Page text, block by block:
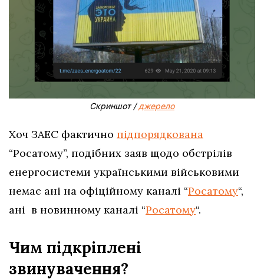
Скриншот /джерело
Хоч ЗАЕС фактично підпорядкована
“Росатому”, подібних заяв щодо обстрілів
енергосистеми українськими військовими
немає ані на офіційному каналі “Росатому“,
ані в новинному каналі “Росатому“.
Чим підкріплені
звинувачення?